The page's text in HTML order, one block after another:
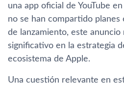
una app oficial de YouTube
no se han compartido planes
de lanzamiento, este anuncio
significativo en la estrategia
ecosistema de Apple.
Una cuestión relevante en